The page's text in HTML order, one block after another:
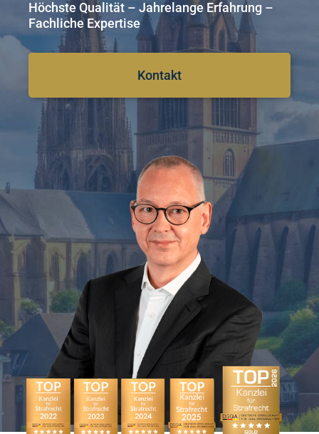
Höchste Qualität – Jahrelange Erfahrung –
Fachliche Expertise
Kontakt